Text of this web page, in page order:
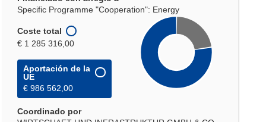
Specific Programme "Cooperation": Energy
Coste total
€ 1 285 316,00
Aportación de la
UE
€ 986 562,00
Coordinado por